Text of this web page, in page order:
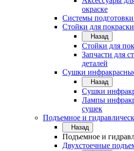
окраске
Системы подготовки
Стойки для
Назад
Стойки для
Запчасти для
деталей
Сушки
Назад
Сушки
Лампы
сушек
Подъемное и
Назад
Подъемное и
Двухстоечные